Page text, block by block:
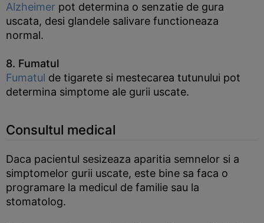
Alzheimer pot determina o senzatie de gura
uscata, desi glandele salivare functioneaza
normal.
8. Fumatul
Fumatul de tigarete si mestecarea tutunului pot
determina simptome ale gurii uscate.
Consultul medical
Daca pacientul sesizeaza aparitia semnelor si a
simptomelor gurii uscate, este bine sa faca o
programare la medicul de familie sau la
stomatolog.